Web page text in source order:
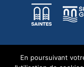
En poursuivant